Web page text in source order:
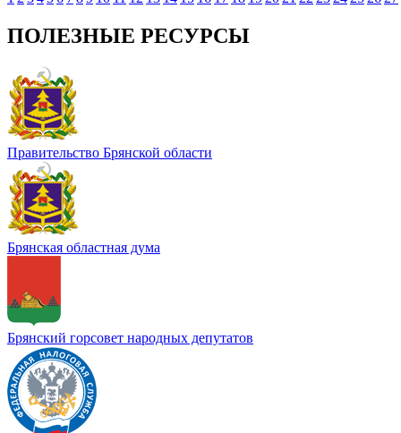
ПОЛЕЗНЫЕ РЕСУРСЫ
Правительство Брянской области
Брянская областная дума
Брянский горсовет народных депутатов